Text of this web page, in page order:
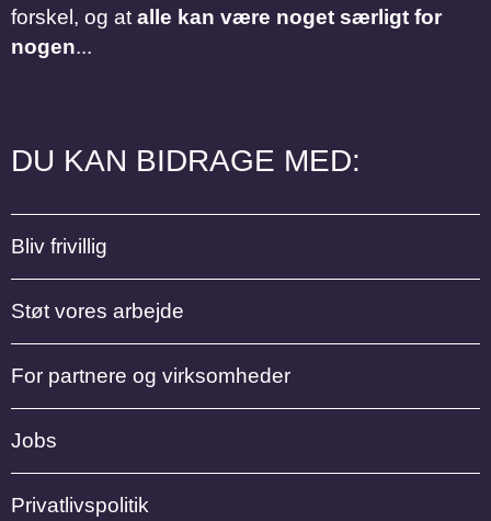
forskel, og at alle kan være noget særligt for
nogen...
DU KAN BIDRAGE MED:
Bliv frivillig
Støt vores arbejde
For partnere og virksomheder
Jobs
Privatlivspolitik